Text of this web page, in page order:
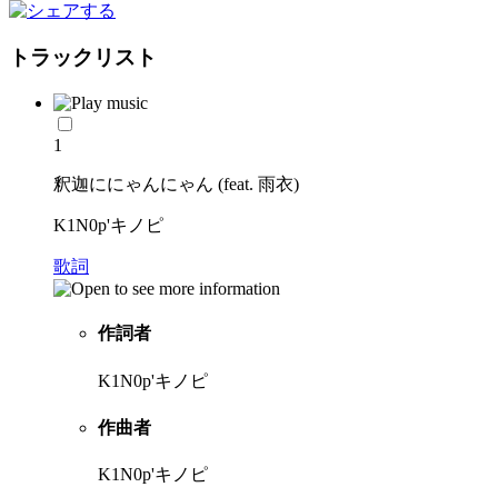
トラックリスト
1
釈迦ににゃんにゃん (feat. 雨衣)
K1N0p'キノピ
歌詞
作詞者
K1N0p'キノピ
作曲者
K1N0p'キノピ